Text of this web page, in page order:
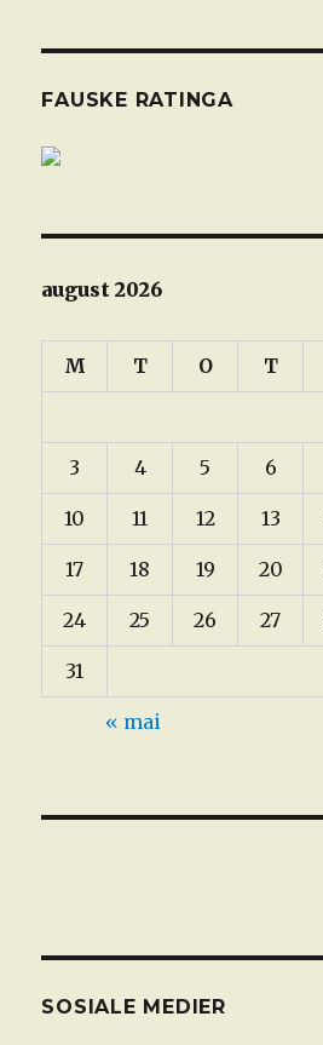
FAUSKE RATINGA
august 2026
M T O T
3 4 5 6
10 11 12 13
17 18 19 20
24 25 26 27
31
« mai
SOSIALE MEDIER